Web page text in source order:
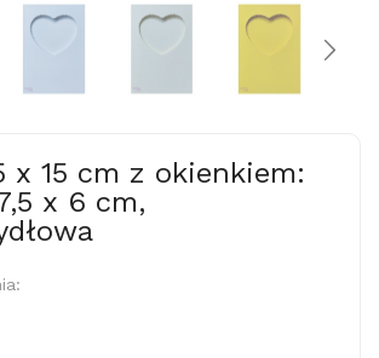
x 15 cm z okienkiem:
x 6 cm,